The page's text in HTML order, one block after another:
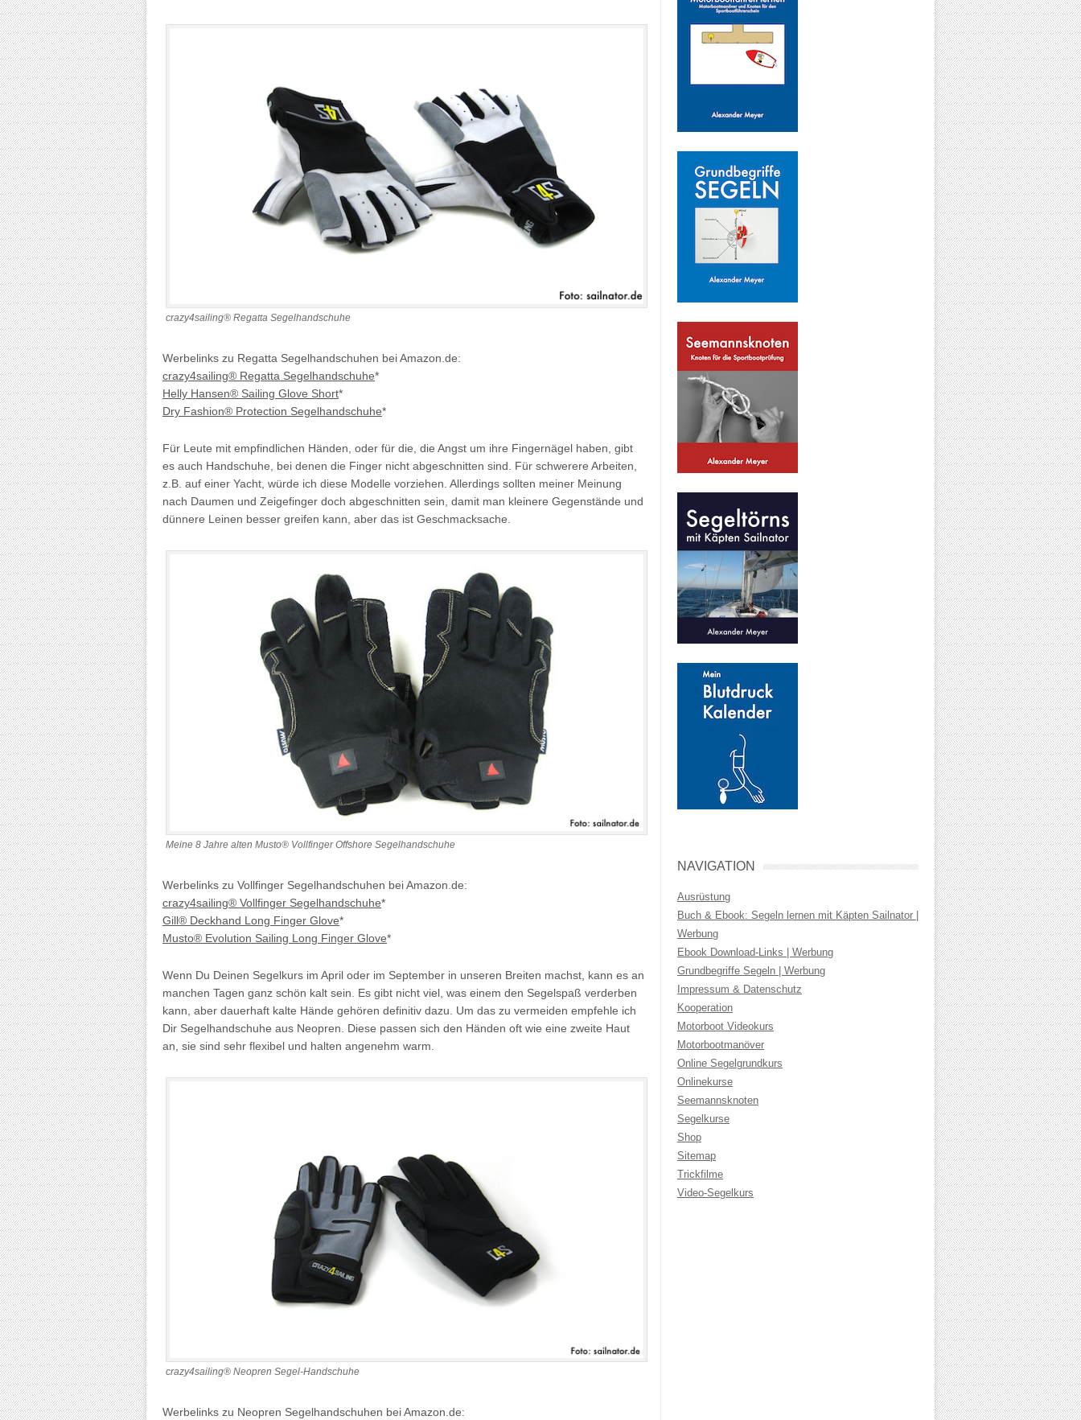
crazy4sailing® Regatta Segelhandschuhe
Werbelinks zu Regatta Segelhandschuhen bei Amazon.de:
crazy4sailing® Regatta Segelhandschuhe*
Helly Hansen® Sailing Glove Short*
Dry Fashion® Protection Segelhandschuhe*
Für Leute mit empfindlichen Händen, oder für die, die Angst um ihre Fingernägel haben, gibt
es auch Handschuhe, bei denen die Finger nicht abgeschnitten sind. Für schwerere Arbeiten,
z.B. auf einer Yacht, würde ich diese Modelle vorziehen. Allerdings sollten meiner Meinung
nach Daumen und Zeigefinger doch abgeschnitten sein, damit man kleinere Gegenstände und
dünnere Leinen besser greifen kann, aber das ist Geschmacksache.
Meine 8 Jahre alten Musto® Vollfinger Offshore Segelhandschuhe
Werbelinks zu Vollfinger Segelhandschuhen bei Amazon.de:
crazy4sailing® Vollfinger Segelhandschuhe*
Gill® Deckhand Long Finger Glove*
Musto® Evolution Sailing Long Finger Glove*
Wenn Du Deinen Segelkurs im April oder im September in unseren Breiten machst, kann es an
manchen Tagen ganz schön kalt sein. Es gibt nicht viel, was einem den Segelspaß verderben
kann, aber dauerhaft kalte Hände gehören definitiv dazu. Um das zu vermeiden empfehle ich
Dir Segelhandschuhe aus Neopren. Diese passen sich den Händen oft wie eine zweite Haut
an, sie sind sehr flexibel und halten angenehm warm.
crazy4sailing® Neopren Segel-Handschuhe
Werbelinks zu Neopren Segelhandschuhen bei Amazon.de:
NAVIGATION
Ausrüstung
Buch & Ebook: Segeln lernen mit Käpten Sailnator |
Werbung
Ebook Download-Links | Werbung
Grundbegriffe Segeln | Werbung
Impressum & Datenschutz
Kooperation
Motorboot Videokurs
Motorbootmanöver
Online Segelgrundkurs
Onlinekurse
Seemannsknoten
Segelkurse
Shop
Sitemap
Trickfilme
Video-Segelkurs